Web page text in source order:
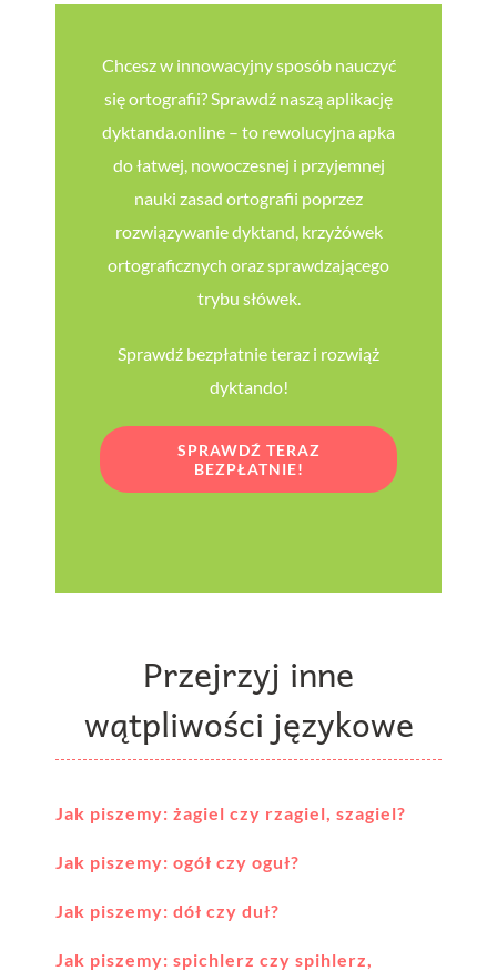
Chcesz w innowacyjny sposób nauczyć
się ortografii? Sprawdź naszą aplikację
dyktanda.online – to rewolucyjna apka
do łatwej, nowoczesnej i przyjemnej
nauki zasad ortografii poprzez
rozwiązywanie dyktand, krzyżówek
ortograficznych oraz sprawdzającego
trybu słówek.
Sprawdź bezpłatnie teraz i rozwiąż
dyktando!
SPRAWDŹ TERAZ
BEZPŁATNIE!
Przejrzyj inne
wątpliwości językowe
Jak piszemy: żagiel czy rzagiel, szagiel?
Jak piszemy: ogół czy oguł?
Jak piszemy: dół czy duł?
Jak piszemy: spichlerz czy spihlerz,